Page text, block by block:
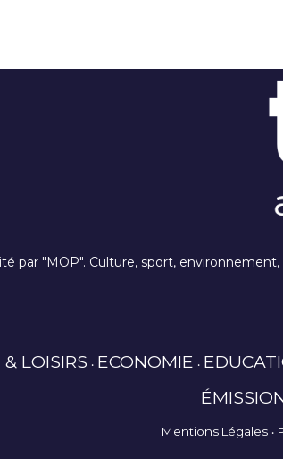
par "MOP". Culture, sport,
LOISIRS ECONOMIE
Mentions Légales